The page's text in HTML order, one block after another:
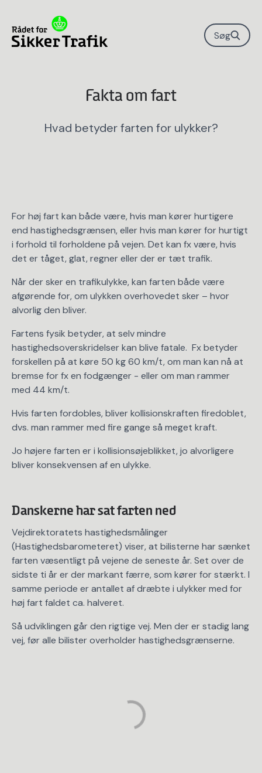
Søg
Fakta om fart
Hvad betyder farten for ulykker?
For høj fart kan både være, hvis man kører hurtigere
end hastighedsgrænsen, eller hvis man kører for hurtigt
i forhold til forholdene på vejen. Det kan fx være, hvis
det er tåget, glat, regner eller der er tæt trafik.
Når der sker en trafikulykke, kan farten både være
afgørende for, om ulykken overhovedet sker – hvor
alvorlig den bliver.
Fartens fysik betyder, at selv mindre
hastighedsoverskridelser kan blive fatale. Fx betyder
forskellen på at køre 50 kg 60 km/t, om man kan nå at
bremse for fx en fodgænger - eller om man rammer
med 44 km/t.
Hvis farten fordobles, bliver kollisionskraften firedoblet,
dvs. man rammer med fire gange så meget kraft.
Jo højere farten er i kollisionsøjeblikket, jo alvorligere
bliver konsekvensen af en ulykke.
Danskerne har sat farten ned
Vejdirektoratets hastighedsmålinger
(Hastighedsbarometeret) viser, at bilisterne har sænket
farten væsentligt på vejene de seneste år. Set over de
sidste ti år er der markant færre, som kører for stærkt. I
samme periode er antallet af dræbte i ulykker med for
høj fart faldet ca. halveret.
Så udviklingen går den rigtige vej. Men der er stadig lang
vej, før alle bilister overholder hastighedsgrænserne.